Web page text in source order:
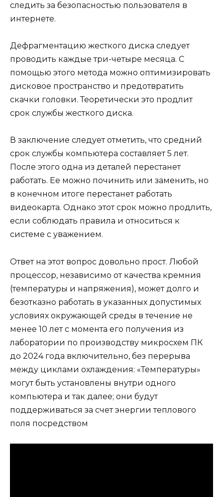
следить за безопасностью пользователя в
интернете.
Дефрагментацию жесткого диска следует
проводить каждые три-четыре месяца. С
помощью этого метода можно оптимизировать
дисковое пространство и предотвратить
скачки головки. Теоретически это продлит
срок службы жесткого диска.
В заключение следует отметить, что средний
срок службы компьютера составляет 5 лет.
После этого одна из деталей перестанет
работать. Ее можно починить или заменить, но
в конечном итоге перестанет работать
видеокарта. Однако этот срок можно продлить,
если соблюдать правила и относиться к
системе с уважением.
Ответ на этот вопрос довольно прост. Любой
процессор, независимо от качества кремния
(температуры и напряжения), может долго и
безотказно работать в указанных допустимых
условиях окружающей среды в течение не
менее 10 лет с момента его получения из
лаборатории по производству микросхем ПК
до 2024 года включительно, без перерыва
между циклами охлаждения: «Температуры»
могут быть установлены внутри одного
компьютера и так далее; они будут
поддерживаться за счет энергии теплового
поля посредством